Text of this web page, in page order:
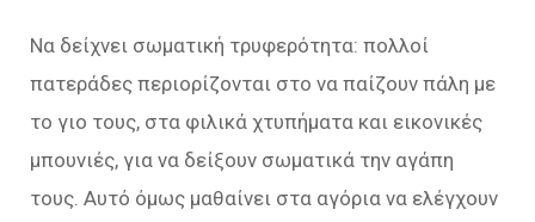
Να δείχνει σωματική τρυφερότητα: πολλοί
πατεράδες περιορίζονται στο να παίζουν πάλη με
το γιο τους, στα φιλικά χτυπήματα και εικονικές
μπουνιές, για να δείξουν σωματικά την αγάπη
τους. Αυτό όμως μαθαίνει στα αγόρια να ελέγχουν